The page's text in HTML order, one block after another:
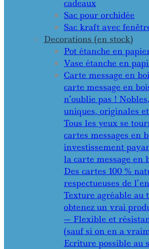
cadeaux
Sac pour orchidée
Sac kraft avec
Decorations (en stock)
Pot étanche en
Vase étanche en
Carte message en
carte message en
n’oublie pas !
uniques, originales
Tous les yeux se
cartes messages en
investissement
la carte message en
Des cartes 100 %
respectueuses de
Texture agréable au
obtenez un vrai
— Flexible et
(sauf si on en a
Ecriture possible au